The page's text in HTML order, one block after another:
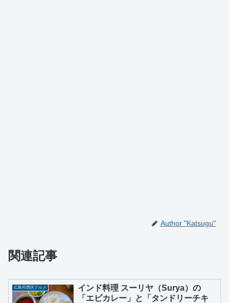
Author "Katsugu"
関連記事
広島市西区グルメ
インド料理 スーリヤ（Surya）の
「エビカレー」と「タンドリーチキ